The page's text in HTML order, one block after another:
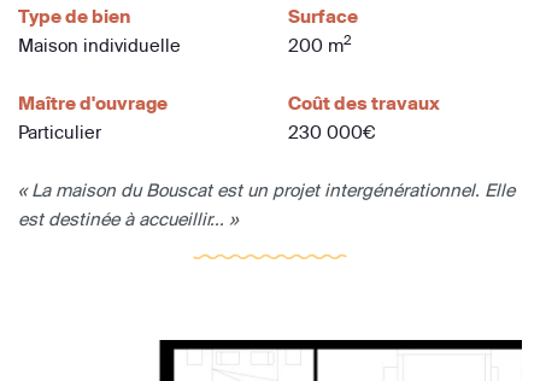
Type de bien
Maison individuelle
Surface
200 m2
Maître d'ouvrage
Particulier
Coût des travaux
230 000€
« La maison du Bouscat est un projet intergénérationnel. Elle
est destinée à accueillir... »